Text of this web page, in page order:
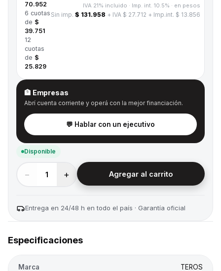
70.952
6 cuotas
de $
39.751
12
cuotas
de $
25.829
IVA 21% incluido · Imp. int. 10.5% · en pesos
Sin imp. $ 131.958 + IVA $ 27.712 + Imp.int. $ 13.856
🏦 Empresas
Abrí cuenta corriente y operá con la mejor financiación.
💬 Hablar con un ejecutivo
Disponible
− 1 + Agregar al carrito
Entrega en 24/48 h en todo el país · Garantía oficial
Especificaciones
Marca TEROS